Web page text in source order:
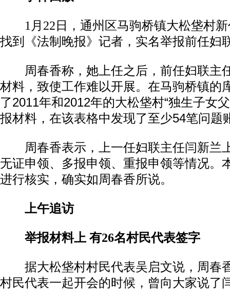
1月22日，通州区马驹桥镇大松垡村
找到《法制晚报》记者，实名举报前任妇
周春香称，她上任之后，前任妇联主
材料，致使工作难以开展。在马驹桥镇的
了2011年和2012年的大松垡村“独生子女
报材料，在该表格中发现了至少54笔问题
周春香表示，上一任妇联主任闫新兰
无证申领、多报申领、重报申领等情况。
进行核实，确实如周春香所说。
上午追访
举报材料上 有26名村民代表签字
据大松垡村村民代表吴启文说，周春
村民代表一起开会的时候，曾向大家说了